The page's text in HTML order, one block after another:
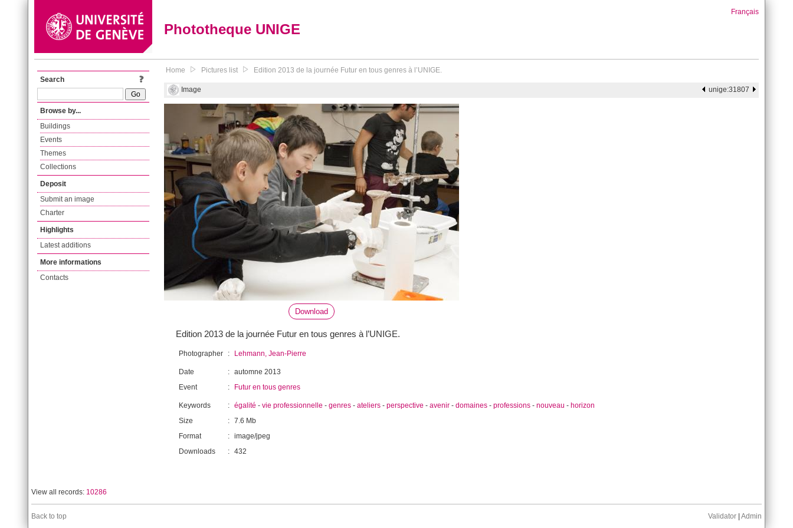
Phototheque UNIGE
Français
Search
Browse by...
Buildings
Events
Themes
Collections
Deposit
Submit an image
Charter
Highlights
Latest additions
More informations
Contacts
Home Pictures list Edition 2013 de la journée Futur en tous genres à l’UNIGE.
Image unige:31807
Download
Edition 2013 de la journée Futur en tous genres à l’UNIGE.
Photographer : Lehmann, Jean-Pierre
Date : automne 2013
Event
: Futur en tous genres
Keywords : égalité - vie professionnelle - genres - ateliers - perspective - avenir - domaines - professions - nouveau - horizon
Size
: 7.6 Mb
Format
: image/jpeg
Downloads
: 432
View all records: 10286
Back to top Validator Admin